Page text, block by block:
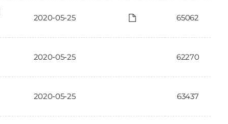
2020-05-25 65062
2020-05-25 62270
2020-05-25 63437